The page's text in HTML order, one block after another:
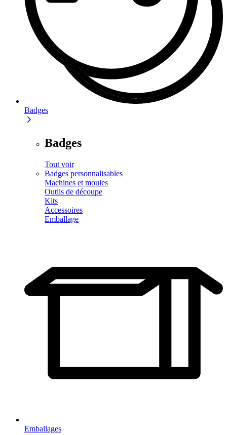
Badges
Badges
Tout voir
Badges personnalisables
Machines et moules
Outils de découpe
Kits
Accessoires
Emballage
Emballages